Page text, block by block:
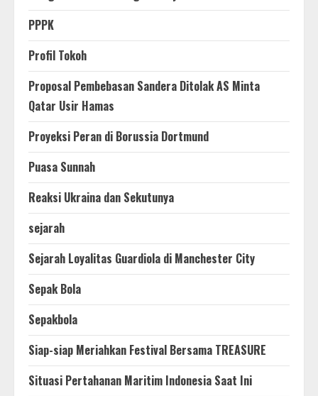
PPPK
Profil Tokoh
Proposal Pembebasan Sandera Ditolak AS Minta
Qatar Usir Hamas
Proyeksi Peran di Borussia Dortmund
Puasa Sunnah
Reaksi Ukraina dan Sekutunya
sejarah
Sejarah Loyalitas Guardiola di Manchester City
Sepak Bola
Sepakbola
Siap-siap Meriahkan Festival Bersama TREASURE
Situasi Pertahanan Maritim Indonesia Saat Ini